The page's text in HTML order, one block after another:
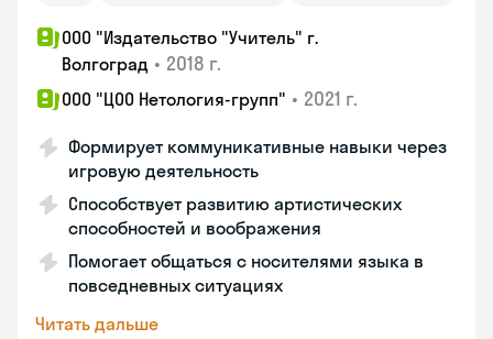
ООО "Издательство "Учитель" г.
Волгоград • 2018 г.
ООО "ЦОО Нетология-групп" • 2021 г.
Формирует коммуникативные навыки через
игровую деятельность
Способствует развитию артистических
способностей и воображения
Помогает общаться с носителями языка в
повседневных ситуациях
Читать дальше